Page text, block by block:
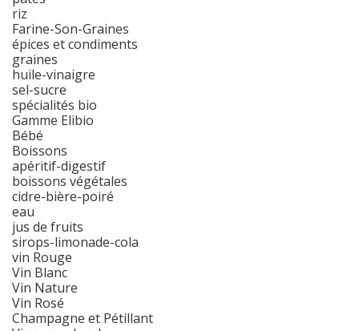
riz
Farine-Son-Graines
épices et condiments
graines
huile-vinaigre
sel-sucre
spécialités bio
Gamme Elibio
Bébé
Boissons
apéritif-digestif
boissons végétales
cidre-bière-poiré
eau
jus de fruits
sirops-limonade-cola
vin Rouge
Vin Blanc
Vin Nature
Vin Rosé
Champagne et Pétillant